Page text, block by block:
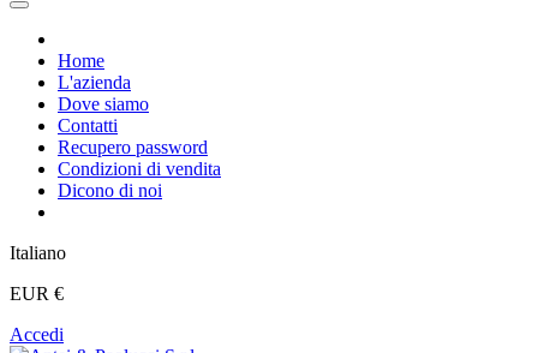
Home
L'azienda
Dove siamo
Contatti
Recupero password
Condizioni di vendita
Dicono di noi
Italiano
EUR €
Accedi